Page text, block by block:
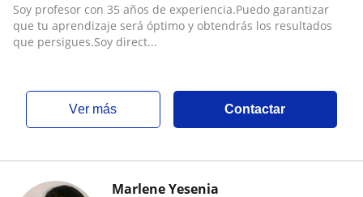
Soy profesor con 35 años de experiencia.Puedo garantizar
que tu aprendizaje será óptimo y obtendrás los resultados
que persigues.Soy direct...
ver más Contactar
Marlene Yesenia